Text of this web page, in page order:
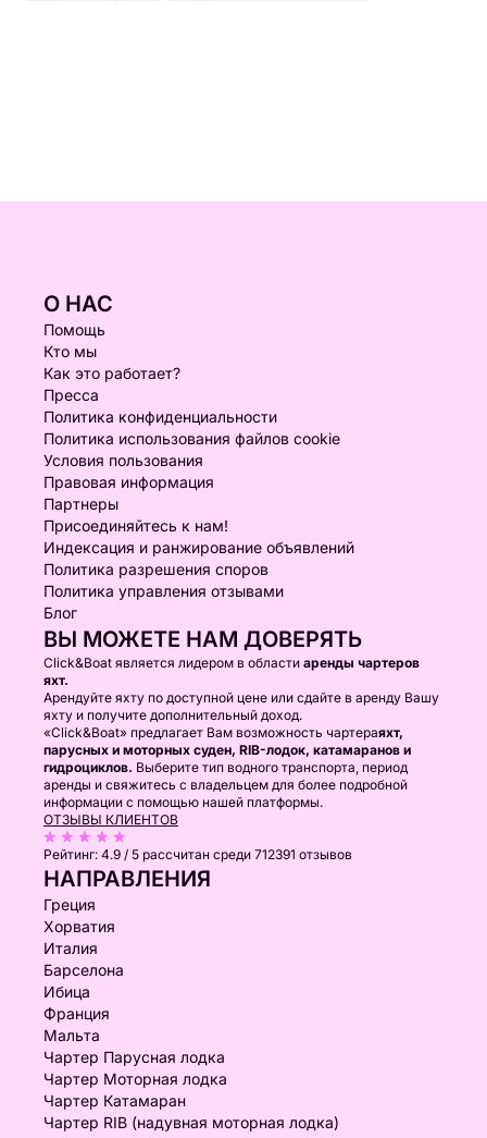
О НАС
Помощь
Кто мы
Как это работает?
Пресса
Политика конфиденциальности
Политика использования файлов cookie
Условия пользования
Правовая информация
Партнеры
Присоединяйтесь к нам!
Индексация и ранжирование объявлений
Политика разрешения споров
Политика управления отзывами
Блог
ВЫ МОЖЕТЕ НАМ ДОВЕРЯТЬ
Click&Boat является лидером в области аренды чартеров
яхт.
Арендуйте яхту по доступной цене или сдайте в аренду Вашу
яхту и получите дополнительный доход.
«Click&Boat» предлагает Вам возможность чартераяхт,
парусных и моторных суден, RIB-лодок, катамаранов и
гидроциклов. Выберите тип водного транспорта, период
аренды и свяжитесь с владельцем для более подробной
информации с помощью нашей платформы.
ОТЗЫВЫ КЛИЕНТОВ
Рейтинг: 4.9 / 5 рассчитан среди 712391 отзывов
НАПРАВЛЕНИЯ
Греция
Хорватия
Италия
Барселона
Ибица
Франция
Мальта
Чартер Парусная лодка
Чартер Моторная лодка
Чартер Катамаран
Чартер RIB (надувная моторная лодка)